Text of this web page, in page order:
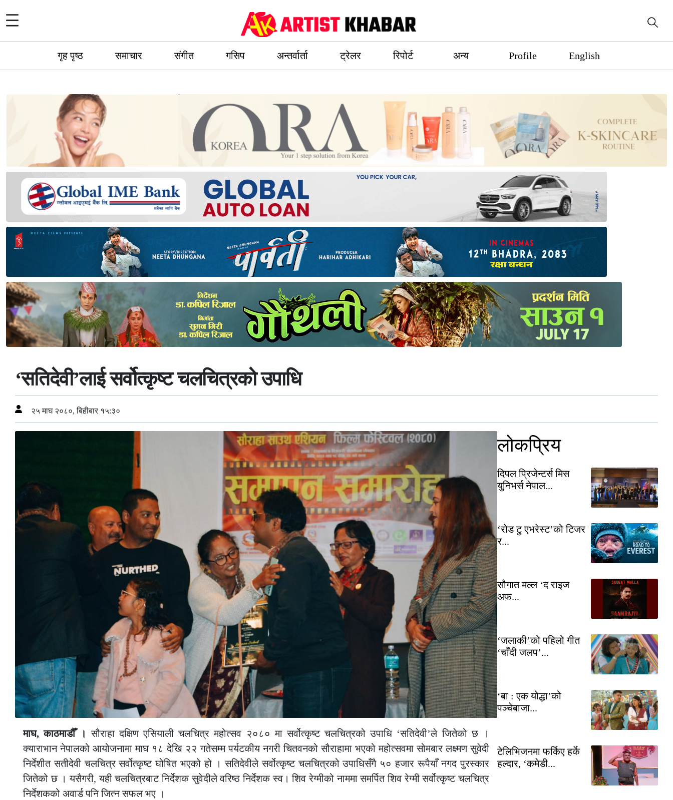
गृह पृष्ठ समाचार संगीत गसिप अन्तर्वार्ता ट्रेलर रिपोर्ट अन्य Profile English
‘सतिदेवी’लाई सर्वोत्कृष्ट चलचित्रको उपाधि
२५ माघ २०८०, बिहीबार १५:३०
माघ, काठमाडौँ ।सौराहा दक्षिण एसियाली चलचित्र महोत्सव २०८० मा सर्वोत्कृष्ट चलचित्रको उपाधि ‘सतिदेवी’ले जितेको छ ।
क्याराभान नेपालको आयोजनामा माघ १८ देखि २२ गतेसम्म पर्यटकीय नगरी चितवनको सौराहामा भएको महोत्सवमा सोमबार लक्ष्मण सुवेदी
निर्देशीत सतीदेवी चलचित्र सर्वोत्कृष्ट घोषित भएको हो । सतिदेवीले सर्वोत्कृष्ट चलचित्रको उपाधिसँगै ५० हजार रूपैयाँ नगद पुरस्कार
जितेको छ । यसैगरी, यही चलचित्रबाट निर्देशक सुवेदीले वरिष्ठ निर्देशक स्व। शिव रेग्मीको नाममा समर्पित शिव रेग्मी सर्वोत्कृष्ट चलचित्र
निर्देशकको अवार्ड पनि जित्न सफल भए ।
लोकप्रिय
दिपल प्रिजेन्टर्स मिस
युनिभर्स नेपाल...
‘रोड टु एभरेस्ट’को टिजर
र...
सौगात मल्ल ‘द राइज
अफ...
‘जलाकी’को पहिलो गीत
‘चाँदी जलप’...
‘बा : एक योद्धा’को
पञ्चेबाजा...
टेलिभिजनमा फर्किए हर्के
हल्दार, ‘कमेडी...